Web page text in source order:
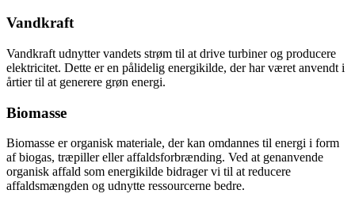
Vandkraft
Vandkraft udnytter vandets strøm til at drive turbiner og producere
elektricitet. Dette er en pålidelig energikilde, der har været anvendt i
årtier til at generere grøn energi.
Biomasse
Biomasse er organisk materiale, der kan omdannes til energi i form
af biogas, træpiller eller affaldsforbrænding. Ved at genanvende
organisk affald som energikilde bidrager vi til at reducere
affaldsmængden og udnytte ressourcerne bedre.